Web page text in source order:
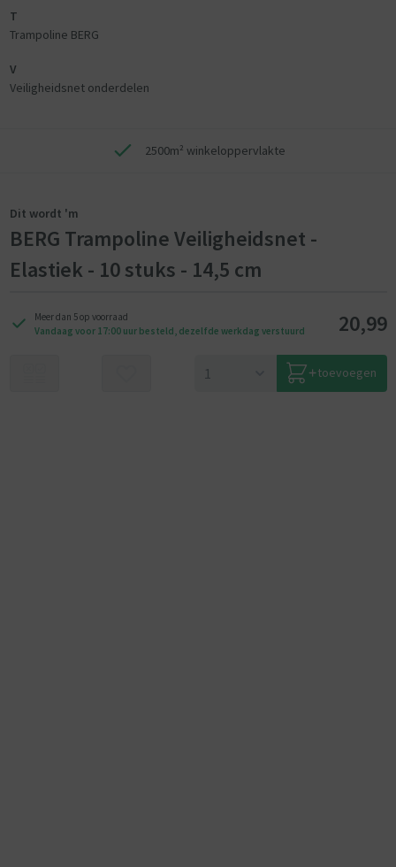
T
Trampoline BERG
V
Veiligheidsnet onderdelen
2500m² winkeloppervlakte
Dit wordt 'm
BERG Trampoline Veiligheidsnet -
Elastiek - 10 stuks - 14,5 cm
Meer dan 5 op voorraad
Vandaag voor 17:00 uur besteld, dezelfde werkdag verstuurd
20,99
toevoegen